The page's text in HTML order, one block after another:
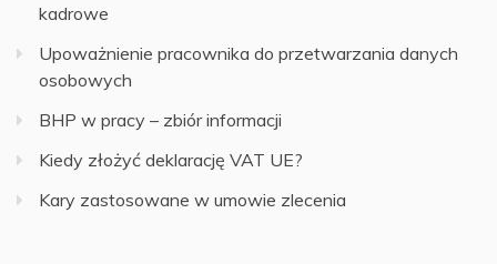
kadrowe
Upoważnienie pracownika do przetwarzania danych
osobowych
BHP w pracy – zbiór informacji
Kiedy złożyć deklarację VAT UE?
Kary zastosowane w umowie zlecenia